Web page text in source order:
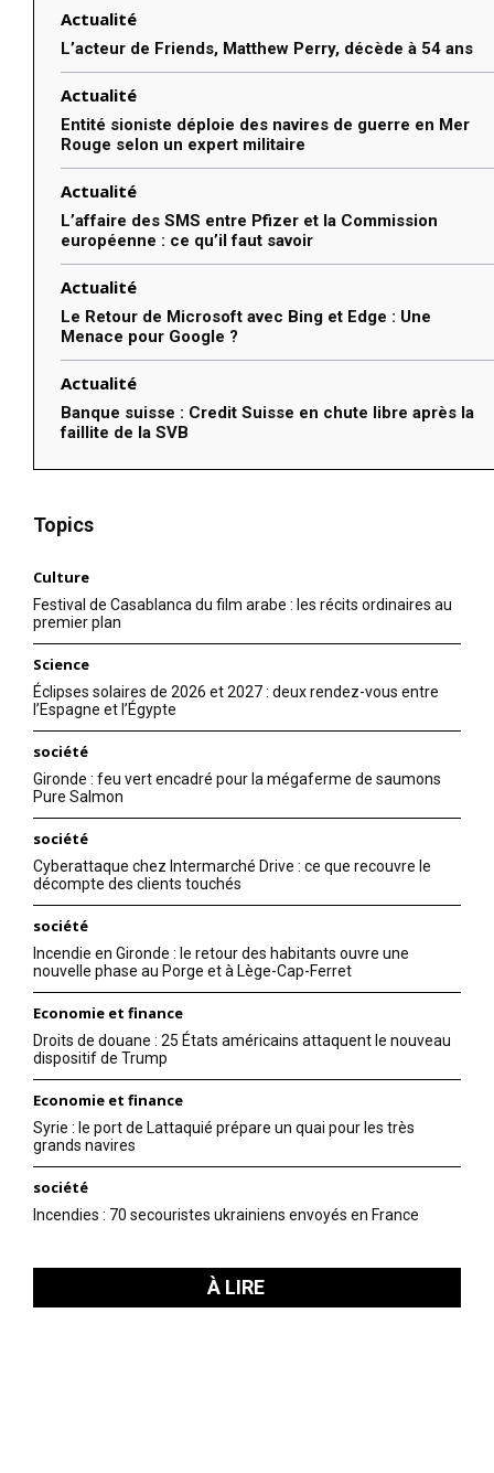
Actualité
L’acteur de Friends, Matthew Perry, décède à 54 ans
Actualité
Entité sioniste déploie des navires de guerre en Mer
Rouge selon un expert militaire
Actualité
L’affaire des SMS entre Pfizer et la Commission
européenne : ce qu’il faut savoir
Actualité
Le Retour de Microsoft avec Bing et Edge : Une
Menace pour Google ?
Actualité
Banque suisse : Credit Suisse en chute libre après la
faillite de la SVB
Topics
Culture
Festival de Casablanca du film arabe : les récits ordinaires au
premier plan
Science
Éclipses solaires de 2026 et 2027 : deux rendez-vous entre
l’Espagne et l’Égypte
société
Gironde : feu vert encadré pour la mégaferme de saumons
Pure Salmon
société
Cyberattaque chez Intermarché Drive : ce que recouvre le
décompte des clients touchés
société
Incendie en Gironde : le retour des habitants ouvre une
nouvelle phase au Porge et à Lège-Cap-Ferret
Economie et finance
Droits de douane : 25 États américains attaquent le nouveau
dispositif de Trump
Economie et finance
Syrie : le port de Lattaquié prépare un quai pour les très
grands navires
société
Incendies : 70 secouristes ukrainiens envoyés en France
À LIRE